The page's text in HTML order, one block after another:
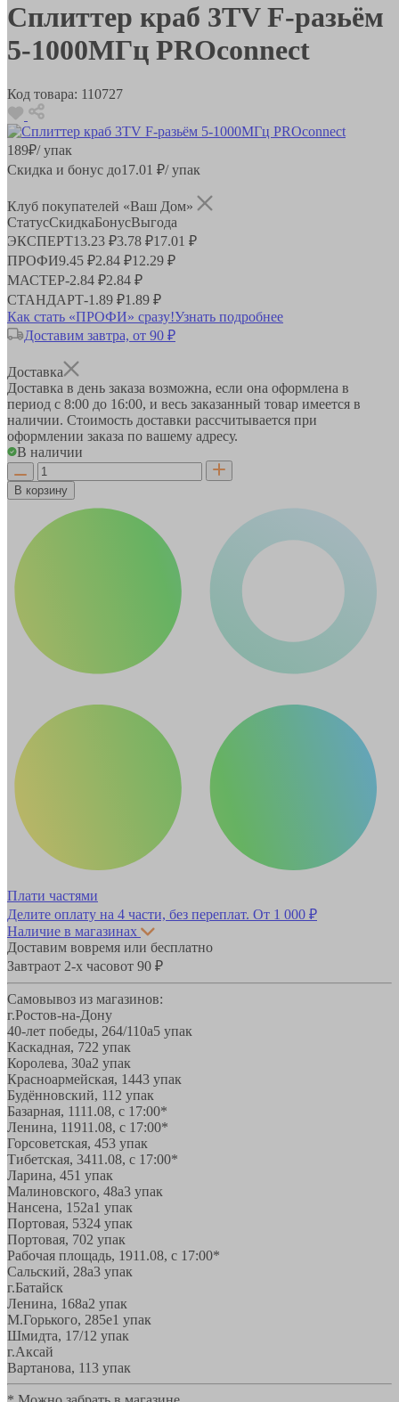
Сплиттер краб 3TV F-разьём
5-1000МГц PROconnect
Код товара: 110727
189₽/ упак
Скидка и бонус до17.01 ₽/ упак
Клуб покупателей «Ваш Дом»
СтатусСкидкаБонусВыгода
ЭКСПЕРТ13.23 ₽3.78 ₽17.01 ₽
ПРОФИ9.45 ₽2.84 ₽12.29 ₽
МАСТЕР-2.84 ₽2.84 ₽
СТАНДАРТ-1.89 ₽1.89 ₽
Как стать «ПРОФИ» сразу!Узнать подробнее
Доставим завтра, от 90 ₽
Доставка
Доставка в день заказа возможна, если она оформлена в
период с 8:00 до 16:00, и весь заказанный товар имеется в
наличии. Стоимость доставки рассчитывается при
оформлении заказа по вашему адресу.
В наличии
В корзину
Плати частями
Делите оплату на 4 части, без переплат. От 1 000 ₽
Наличие в магазинах
Доставим вовремя или бесплатно
Завтраот 2-х часовот 90 ₽
Самовывоз из магазинов:
г.Ростов-на-Дону
40-лет победы, 264/110а5 упак
Каскадная, 722 упак
Королева, 30а2 упак
Красноармейская, 1443 упак
Будённовский, 11 2 упак
Базарная, 1111.08, с 17:00*
Ленина, 11911.08, с 17:00*
Горсоветская, 453 упак
Тибетская, 3411.08, с 17:00*
Ларина, 451 упак
Малиновского, 48а3 упак
Нансена, 152а1 упак
Портовая, 5324 упак
Портовая, 702 упак
Рабочая площадь, 1911.08, с 17:00*
Сальский, 28a3 упак
г.Батайск
Ленина, 168а2 упак
М.Горького, 285е1 упак
Шмидта, 17/1 2 упак
г.Аксай
Вартанова, 113 упак